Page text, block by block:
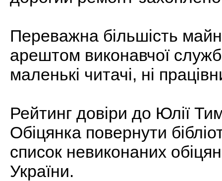
Переважна більшість
арештом виконавчої
маленькі читачі, ні
Рейтинг довіри до Юлії
Обіцянка повернути
список невиконаних
України.